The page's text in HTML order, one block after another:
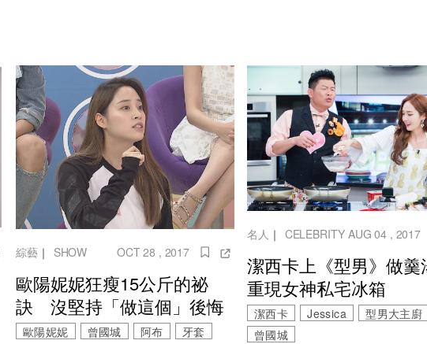
綜藝 ｜ SHOW OCT 28 , 2017
歐陽妮妮狂瘦15公斤的祕
訣 沒堅持「做這個」後悔
歐陽妮妮 曾國城 阿布 牙套
名人 ｜ CELEBRITY AUG 04 , 2017
潔西卡上《型男》做
重現女神私宅冰箱
潔西卡 Jessica
型男大主廚
曾國城